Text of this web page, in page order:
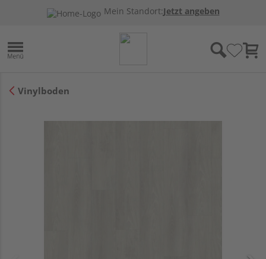
Mein Standort:Jetzt angeben
Vinylboden